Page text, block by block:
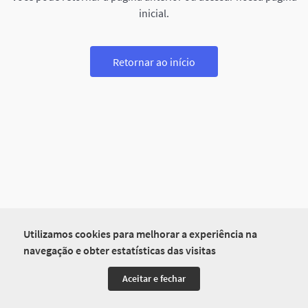
Utilizamos cookies para melhorar a experiência na
navegação e obter estatísticas das visitas
Aceitar e fechar
inicial.
Retornar ao início